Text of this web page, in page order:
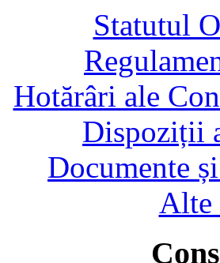
Statutul
Hotărâri ale
Dispoziții
Documente
Alte